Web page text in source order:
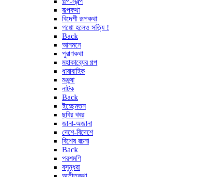
রূপকথা
বিদেশী রূপকথা
গপ্পো হলেও সত্যি !
Back
আনমনে
পুরাণকথা
মহাকাব্যের গল্প
ধারাবাহিক
মঞ্জুষা
নাটক
Back
ইচ্ছেমতন
ছবির খবর
জানা-অজানা
দেশে-বিদেশে
বিশেষ রচনা
Back
পরশমণি
বসুন্ধরা